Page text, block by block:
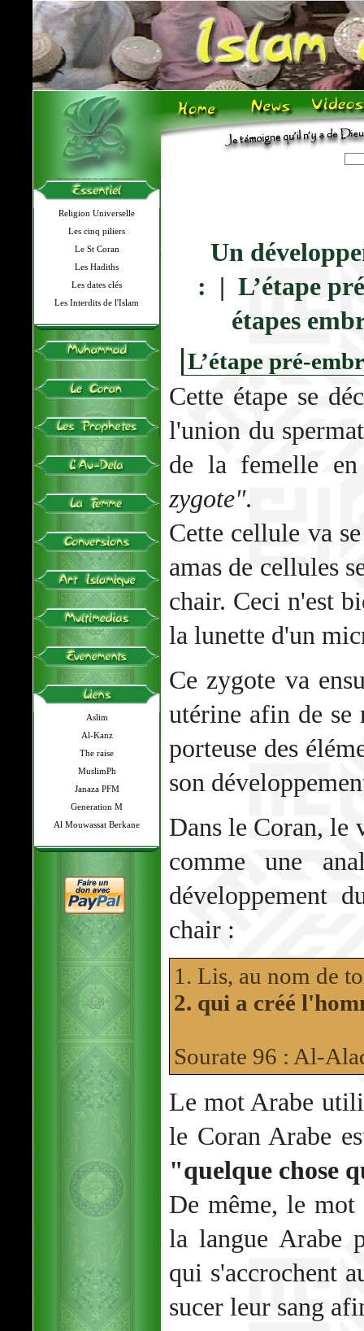
Religion Universelle
Les cinq piliers
Le St Coran
Les Hadiths
Les dates clés
Les Interdits de l'Islam
Aslim
Al-Kanz
The raise
MuslimPh
Janaza PFM
Generation M
Al Mouwassat Berkane
Un
: | L’étape
étapes
L’étape pré-
Cette étape se
l'union du
de la femelle
zygote".
Cette cellule va
amas de cellules
chair. Ceci n'est
la lunette d'un
Ce zygote va
utérine afin de se
porteuse des
son
Dans le Coran, le
comme une
développement
chair :
1. Lis, au nom de
2. qui a créé
Sourate 96 : Al-
Le mot Arabe
le Coran Arabe
"quelque chose
De même, le
la langue Arabe
qui s'accrochent
sucer leur sang